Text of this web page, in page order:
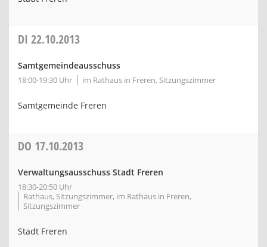
DI 22.10.2013
Samtgemeindeausschuss
18:00-19:30 Uhr im Rathaus in Freren, Sitzungszimmer
Samtgemeinde Freren
DO 17.10.2013
Verwaltungsausschuss Stadt Freren
18:30-20:50 Uhr
Rathaus, Sitzungszimmer, im Rathaus in Freren,
Sitzungszimmer
Stadt Freren